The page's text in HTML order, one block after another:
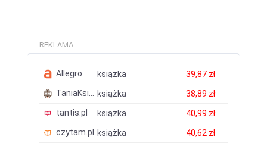
REKLAMA
Allegro książka
39,87 zł
TaniaKsiazka.pl
książka
38,89 zł
tantis.pl
książka
40,99 zł
czytam.pl
książka 40,62 zł